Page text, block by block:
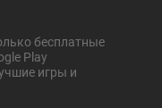
бесплатные
Play
игры и